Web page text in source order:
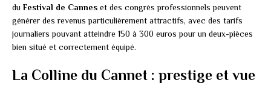
du Festival de Cannes et des congrès professionnels peuvent
générer des revenus particulièrement attractifs, avec des tarifs
journaliers pouvant atteindre 150 à 300 euros pour un deux-pièces
bien situé et correctement équipé.
La Colline du Cannet : prestige et vue